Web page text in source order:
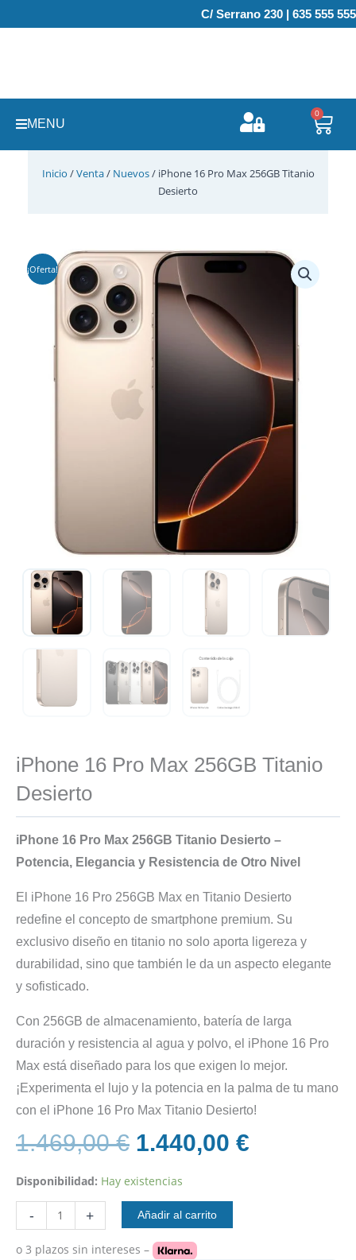
al
C/ Serrano 230 | 635 555 555
MENU
0
Inicio /Venta/ Nuevos/ iPhone 16 Pro Max 256GB Titanio
Desierto
¡Oferta!
iPhone 16 Pro Max 256GB Titanio
Desierto
iPhone 16 Pro Max 256GB Titanio Desierto –
Potencia, Elegancia y Resistencia de Otro Nivel
El iPhone 16 Pro 256GB Max en Titanio Desierto
redefine el concepto de smartphone premium. Su
exclusivo diseño en titanio no solo aporta ligereza y
durabilidad, sino que también le da un aspecto elegante
y sofisticado.
Con 256GB de almacenamiento, batería de larga
duración y resistencia al agua y polvo, el iPhone 16 Pro
Max está diseñado para los que exigen lo mejor.
¡Experimenta el lujo y la potencia en la palma de tu mano
con el iPhone 16 Pro Max Titanio Desierto!
1.469,00€ El
precio
original
era:
1.469,00 €.
1.440,00 €
Disponibilidad: Hay existencias
-
16
Pro
Max
256GB
Titanio
+ Añadir al carrito
o 3 plazos sin intereses –